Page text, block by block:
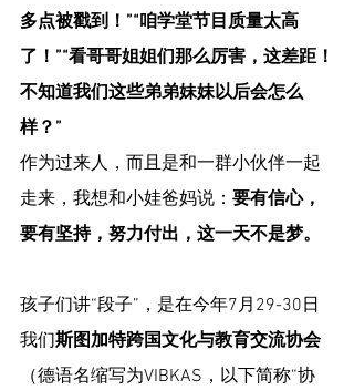
多点被戳到！”“咱学堂节目质量太高
了！”“看哥哥姐姐们那么厉害，这差距！
不知道我们这些弟弟妹妹以后会怎么
样？”
作为过来人，而且是和一群小伙伴一起
走来，我想和小娃爸妈说： 要有信心，
要有坚持，努力付出，这一天不是梦。
孩子们讲“段子”，是在今年7月29-30日
我们斯图加特跨国文化与教育交流协会
（德语名缩写为VIBKAS，以下简称“协